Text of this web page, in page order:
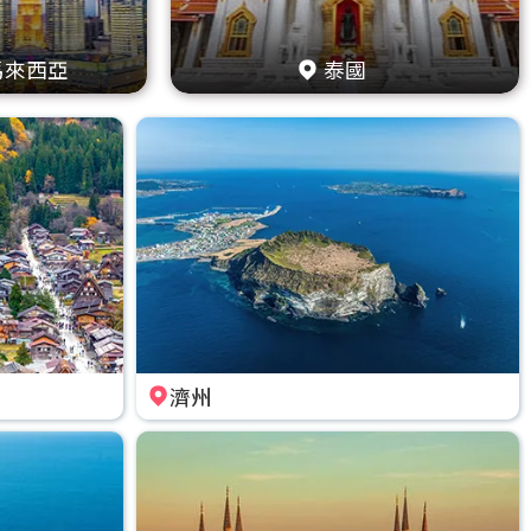
西亞 泰國
濟州